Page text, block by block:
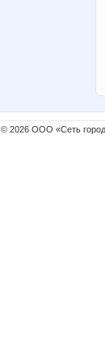
© 2026 ООО «Сеть